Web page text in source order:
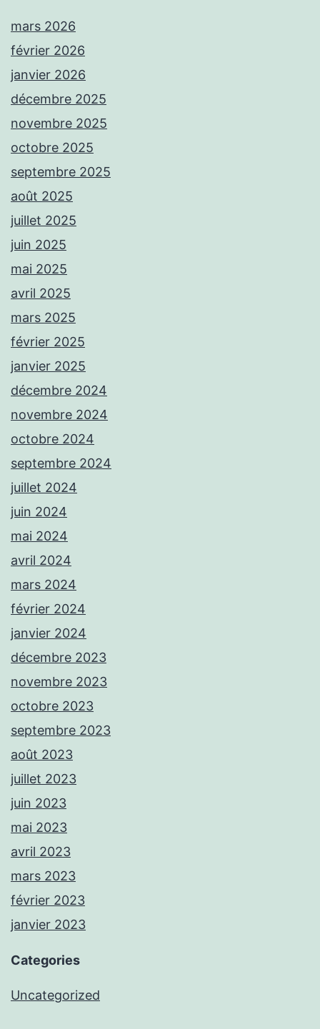
mars 2026
février 2026
janvier 2026
décembre 2025
novembre 2025
octobre 2025
septembre 2025
août 2025
juillet 2025
juin 2025
mai 2025
avril 2025
mars 2025
février 2025
janvier 2025
décembre 2024
novembre 2024
octobre 2024
septembre 2024
juillet 2024
juin 2024
mai 2024
avril 2024
mars 2024
février 2024
janvier 2024
décembre 2023
novembre 2023
octobre 2023
septembre 2023
août 2023
juillet 2023
juin 2023
mai 2023
avril 2023
mars 2023
février 2023
janvier 2023
Categories
Uncategorized